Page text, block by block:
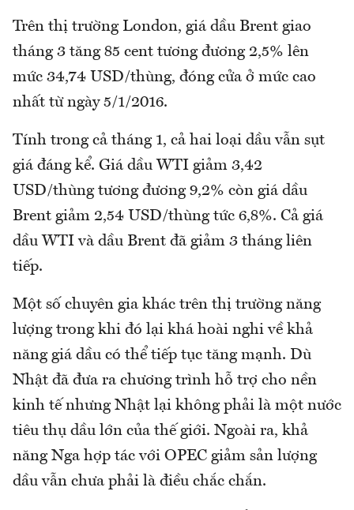
Trên thị trường London, giá dầu Brent giao
tháng 3 tăng 85 cent tương đương 2,5% lên
mức 34,74 USD/thùng, đóng cửa ở mức cao
nhất từ ngày 5/1/2016.
Tính trong cả tháng 1, cả hai loại dầu vẫn sụt
giá đáng kể. Giá dầu WTI giảm 3,42
USD/thùng tương đương 9,2% còn giá dầu
Brent giảm 2,54 USD/thùng tức 6,8%. Cả giá
dầu WTI và dầu Brent đã giảm 3 tháng liên
tiếp.
Một số chuyên gia khác trên thị trường năng
lượng trong khi đó lại khá hoài nghi về khả
năng giá dầu có thể tiếp tục tăng mạnh. Dù
Nhật đã đưa ra chương trình hỗ trợ cho nền
kinh tế nhưng Nhật lại không phải là một nước
tiêu thụ dầu lớn của thế giới. Ngoài ra, khả
năng Nga hợp tác với OPEC giảm sản lượng
dầu vẫn chưa phải là điều chắc chắn.